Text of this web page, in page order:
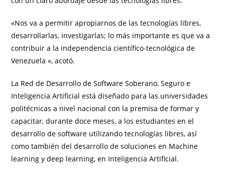
«Nos va a permitir apropiarnos de las tecnologías libres,
desarrollarlas, investigarlas; lo más importante es que va a
contribuir a la independencia científico-tecnológica de
Venezuela «, acotó.
La Red de Desarrollo de Software Soberano, Seguro e
Inteligencia Artificial está diseñado para las universidades
politécnicas a nivel nacional con la premisa de formar y
capacitar, durante doce meses, a los estudiantes en el
desarrollo de software utilizando tecnologías libres, así
como también del desarrollo de soluciones en Machine
learning y deep learning, en Inteligencia Artificial.